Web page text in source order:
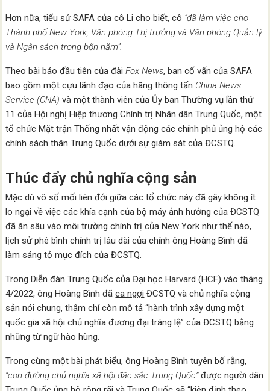
Hơn nữa, tiểu sử SAFA của cô Licho biết, cô “đã làm việc cho
Thành phố New York, Văn phòng Thị trưởng và Văn phòng Quản lý
và Ngân sách trong bốn năm”.
Theobài báo đầu tiên của đàiFox News, ban cố vấn của SAFA
bao gồm một cựu lãnh đạo của hãng thông tấn China News
Service (CNA) và một thành viên của Ủy ban Thường vụ lần thứ
11 của Hội nghị Hiệp thương Chính trị Nhân dân Trung Quốc, một
tổ chức Mặt trận Thống nhất vận động các chính phủ ủng hộ các
chính sách thân Trung Quốc dưới sự giám sát của ĐCSTQ.
Thúc đẩy chủ nghĩa cộng sản
Mặc dù vô số mối liên đới giữa các tổ chức này đã gây không ít
lo ngại về việc các khía cạnh của bộ máy ảnh hưởng của ĐCSTQ
đã ăn sâu vào môi trường chính trị của New York như thế nào,
lịch sử phê bình chính trị lâu dài của chính ông Hoàng Bình đã
làm sáng tỏ mục đích của ĐCSTQ.
Trong Diễn đàn Trung Quốc của Đại học Harvard (HCF) vào tháng
4/2022, ông Hoàng Bình đãca ngợi ĐCSTQ và chủ nghĩa cộng
sản nói chung, thậm chí còn mô tả “hành trình xây dựng một
quốc gia xã hội chủ nghĩa đương đại tráng lệ” của ĐCSTQ bằng
những từ ngữ hào hùng.
Trong cùng một bài phát biểu, ông Hoàng Bình tuyên bố rằng,
“con đường chủ nghĩa xã hội đặc sắc Trung Quốc”được người dân